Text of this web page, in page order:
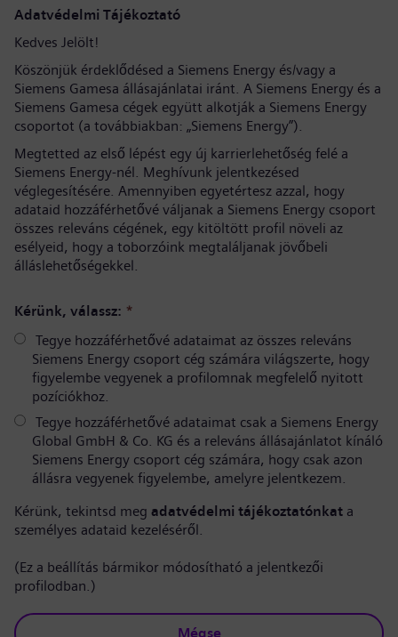
Adatvédelmi Tájékoztató
Kedves Jelölt!
Köszönjük érdeklődésed a Siemens Energy és/vagy a
Siemens Gamesa állásajánlatai iránt. A Siemens Energy és a
Siemens Gamesa cégek együtt alkotják a Siemens Energy
csoportot (a továbbiakban: „Siemens Energy”).
Megtetted az első lépést egy új karrierlehetőség felé a
Siemens Energy-nél. Meghívunk jelentkezésed
véglegesítésére. Amennyiben egyetértesz azzal, hogy
adataid hozzáférhetővé váljanak a Siemens Energy csoport
összes releváns cégének, egy kitöltött profil növeli az
esélyeid, hogy a toborzóink megtaláljanak jövőbeli
álláslehetőségekkel.
Kérünk, válassz: *
Tegye hozzáférhetővé adataimat az összes releváns
Siemens Energy csoport cég számára világszerte, hogy
figyelembe vegyenek a profilomnak megfelelő nyitott
pozíciókhoz.
Tegye hozzáférhetővé adataimat csak a Siemens Energy
Global GmbH & Co. KG és a releváns állásajánlatot kínáló
Siemens Energy csoport cég számára, hogy csak azon
állásra vegyenek figyelembe, amelyre jelentkezem.
Kérünk, tekintsd meg adatvédelmi tájékoztatónkat a
személyes adataid kezeléséről.
(Ez a beállítás bármikor módosítható a jelentkezői
profilodban.)
Mégse